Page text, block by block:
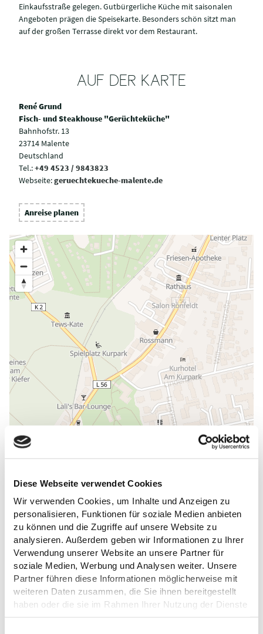
Diese Webseite verwendet Cookies
Wir verwenden Cookies, um Inhalte und Anzeigen zu
personalisieren, Funktionen für soziale Medien anbieten
zu können und die Zugriffe auf unsere Website zu
analysieren. Außerdem geben wir Informationen zu Ihrer
Verwendung unserer Website an unsere Partner für
soziale Medien, Werbung und Analysen weiter. Unsere
Partner führen diese Informationen möglicherweise mit
weiteren Daten zusammen, die Sie ihnen bereitgestellt
haben oder die sie im Rahmen Ihrer Nutzung der Dienste
gesammelt haben.
Einkaufsstraße gelegen. Gutbürgerliche Küche mit saisonalen
Angeboten prägen die Speisekarte. Besonders schön sitzt man
auf der großen Terrasse direkt vor dem Restaurant.
AUF DER KARTE
René Grund
Fisch- und Steakhouse "Gerüchteküche"
Bahnhofstr. 13
23714 Malente
Deutschland
Tel.:+49 4523 / 9843823
Webseite:geruechtekueche-malente.de
Anreise planen
ALLGEMEINE INFORMATIONEN
ÖFFNUNGSZEITEN
AUSSTATTUNG